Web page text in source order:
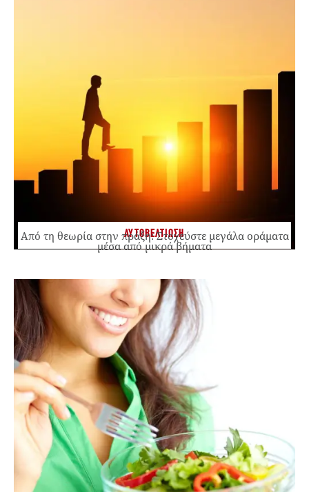
ΑΥΤΟΒΕΛΤΙΩΣΗ
Από τη θεωρία στην πράξη: Στοχεύστε μεγάλα οράματα
μέσα από μικρά βήματα